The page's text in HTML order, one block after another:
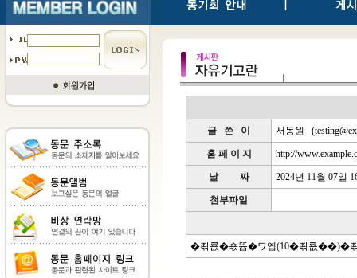
글 쓴 이 서동원 (
홈 페 이 지 http://
날 짜 2024년 11월 07일
첨부파일
�좎룞�쇿뜝�ワ옙(10�좎룞��)�